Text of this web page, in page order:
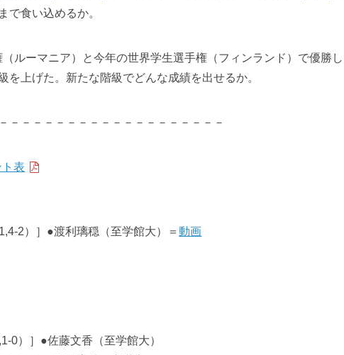
で食い込めるか。
ルーマニア）と今年の世界学生選手権（フィンランド）で優勝し
を上げた。新たな階級でどんな成績を出せるか。
－－－－－－－－－－－－－－－－－－－
ト表
2）］●渡利璃穏（至学館大）＝動画
0）］●佐藤文香（至学館大）